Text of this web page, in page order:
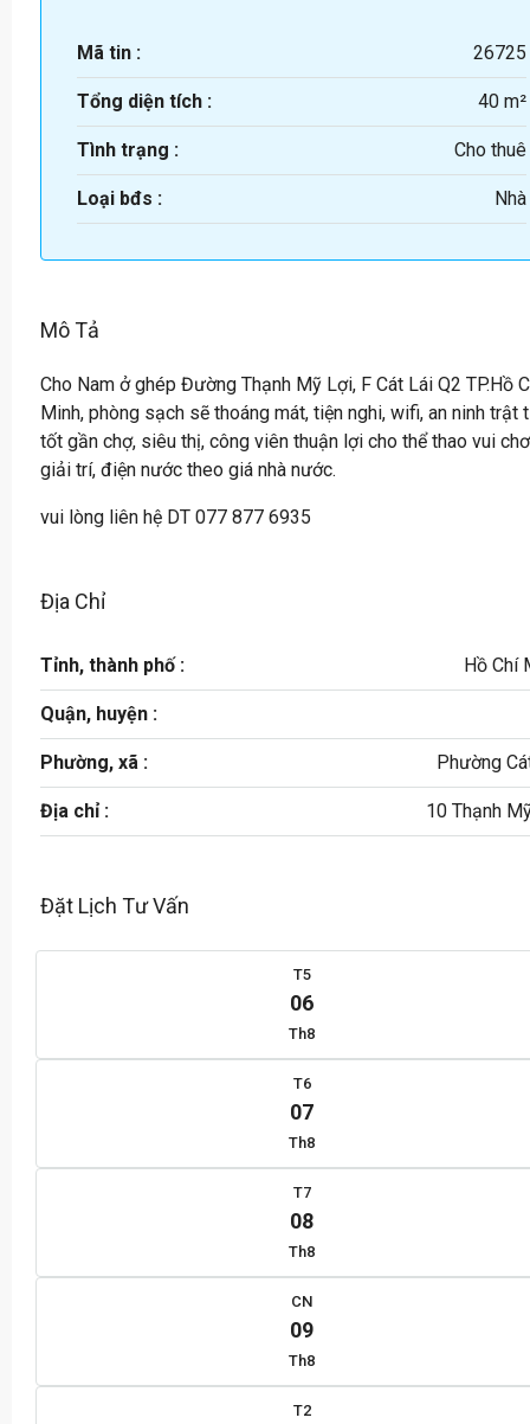
Mã tin : 26725
Tổng diện tích : 40 m²
Tình trạng : Cho thuê
Loại bđs : Nhà
Mô Tả
Cho Nam ở ghép Đường Thạnh Mỹ Lợi, F Cát Lái Q2 TP.Hồ
Minh, phòng sạch sẽ thoáng mát, tiện nghi, wifi, an ninh trật
tốt gần chợ, siêu thị, công viên thuận lợi cho thể thao vui
giải trí, điện nước theo giá nhà nước.
vui lòng liên hệ DT 077 877 6935
Địa Chỉ
Tỉnh, thành phố : Hồ Chí
Quận, huyện :
Phường, xã : Phường
Địa chỉ : 10 Thạnh
Đặt Lịch Tư Vấn
T5
06
Th8
T6
07
Th8
T7
08
Th8
CN
09
Th8
T2